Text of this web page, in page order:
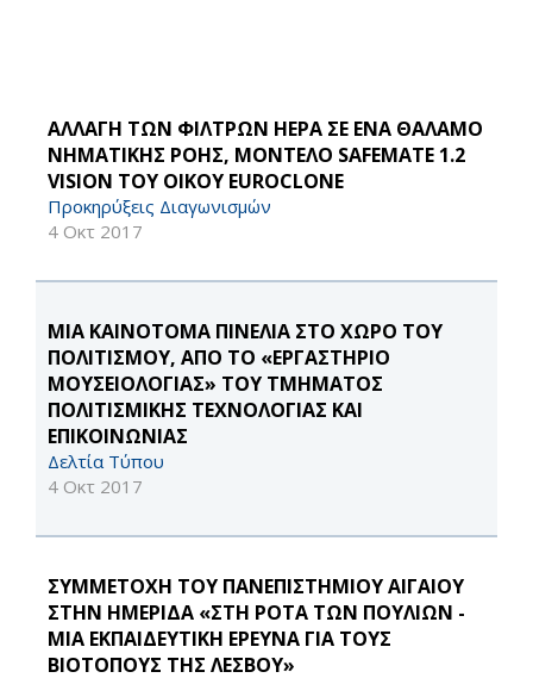
ΑΛΛΑΓΗ ΤΩΝ ΦΙΛΤΡΩΝ HEPA ΣΕ ΕΝΑ ΘΑΛΑΜΟ
ΝΗΜΑΤΙΚΗΣ ΡΟΗΣ, ΜΟΝΤΕΛΟ SAFEMATE 1.2
VISION ΤΟΥ ΟΙΚΟΥ EUROCLONE
Προκηρύξεις Διαγωνισμών
4 Οκτ 2017
ΜΙΑ ΚΑΙΝΟΤΟΜΑ ΠΙΝΕΛΙΑ ΣΤΟ ΧΩΡΟ ΤΟΥ
ΠΟΛΙΤΙΣΜΟΥ, ΑΠΟ ΤΟ «ΕΡΓΑΣΤΗΡΙΟ
ΜΟΥΣΕΙΟΛΟΓΙΑΣ» ΤΟΥ ΤΜΗΜΑΤΟΣ
ΠΟΛΙΤΙΣΜΙΚΗΣ ΤΕΧΝΟΛΟΓΙΑΣ ΚΑΙ
ΕΠΙΚΟΙΝΩΝΙΑΣ
Δελτία Τύπου
4 Οκτ 2017
ΣΥΜΜΕΤΟΧΗ ΤΟΥ ΠΑΝΕΠΙΣΤΗΜΙΟΥ ΑΙΓΑΙΟΥ
ΣΤΗΝ ΗΜΕΡΙΔΑ «ΣΤΗ ΡΟΤΑ ΤΩΝ ΠΟΥΛΙΩΝ -
ΜΙΑ ΕΚΠΑΙΔΕΥΤΙΚΗ ΕΡΕΥΝΑ ΓΙΑ ΤΟΥΣ
ΒΙΟΤΟΠΟΥΣ ΤΗΣ ΛΕΣΒΟΥ»